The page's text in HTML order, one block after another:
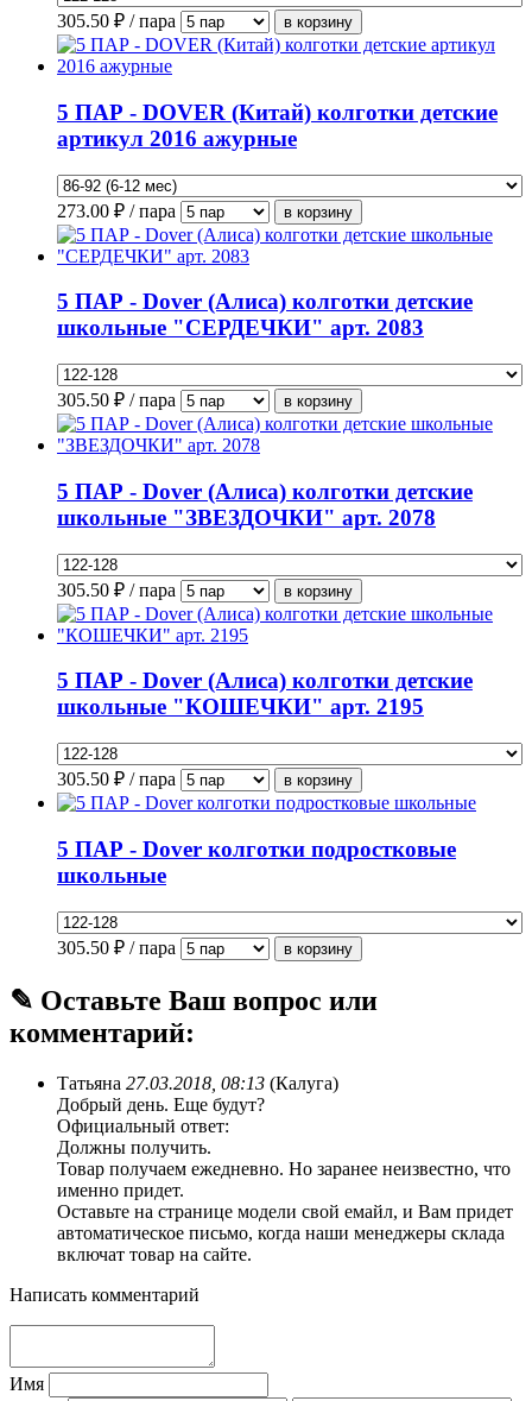
305.50 ₽ / пара
5 ПАР - DOVER (Китай) колготки детские
артикул 2016 ажурные
273.00 ₽ / пара
5 ПАР - Dover (Алиса) колготки детские
школьные "СЕРДЕЧКИ" арт. 2083
305.50 ₽ / пара
5 ПАР - Dover (Алиса) колготки детские
школьные "ЗВЕЗДОЧКИ" арт. 2078
305.50 ₽ / пара
5 ПАР - Dover (Алиса) колготки детские
школьные "КОШЕЧКИ" арт. 2195
305.50 ₽ / пара
5 ПАР - Dover колготки подростковые
школьные
305.50 ₽ / пара
✎ Оставьте Ваш вопрос или
комментарий:
Татьяна 27.03.2018, 08:13 (Калуга)
Добрый день. Еще будут?
Официальный ответ:
Должны получить.
Товар получаем ежедневно. Но заранее неизвестно, что
именно придет.
Оставьте на странице модели свой емайл, и Вам придет
автоматическое письмо, когда наши менеджеры склада
включат товар на сайте.
Написать комментарий
Имя